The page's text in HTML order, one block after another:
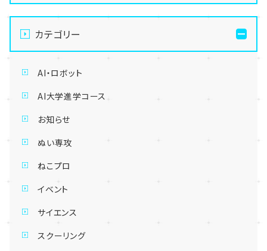
カテゴリー
AI・ロボット
AI大学進学コース
お知らせ
ぬい専攻
ねこプロ
イベント
サイエンス
スクーリング